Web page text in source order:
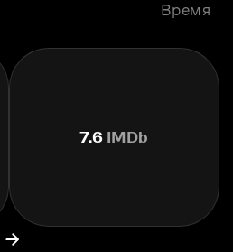
Время
7.6 IMDb